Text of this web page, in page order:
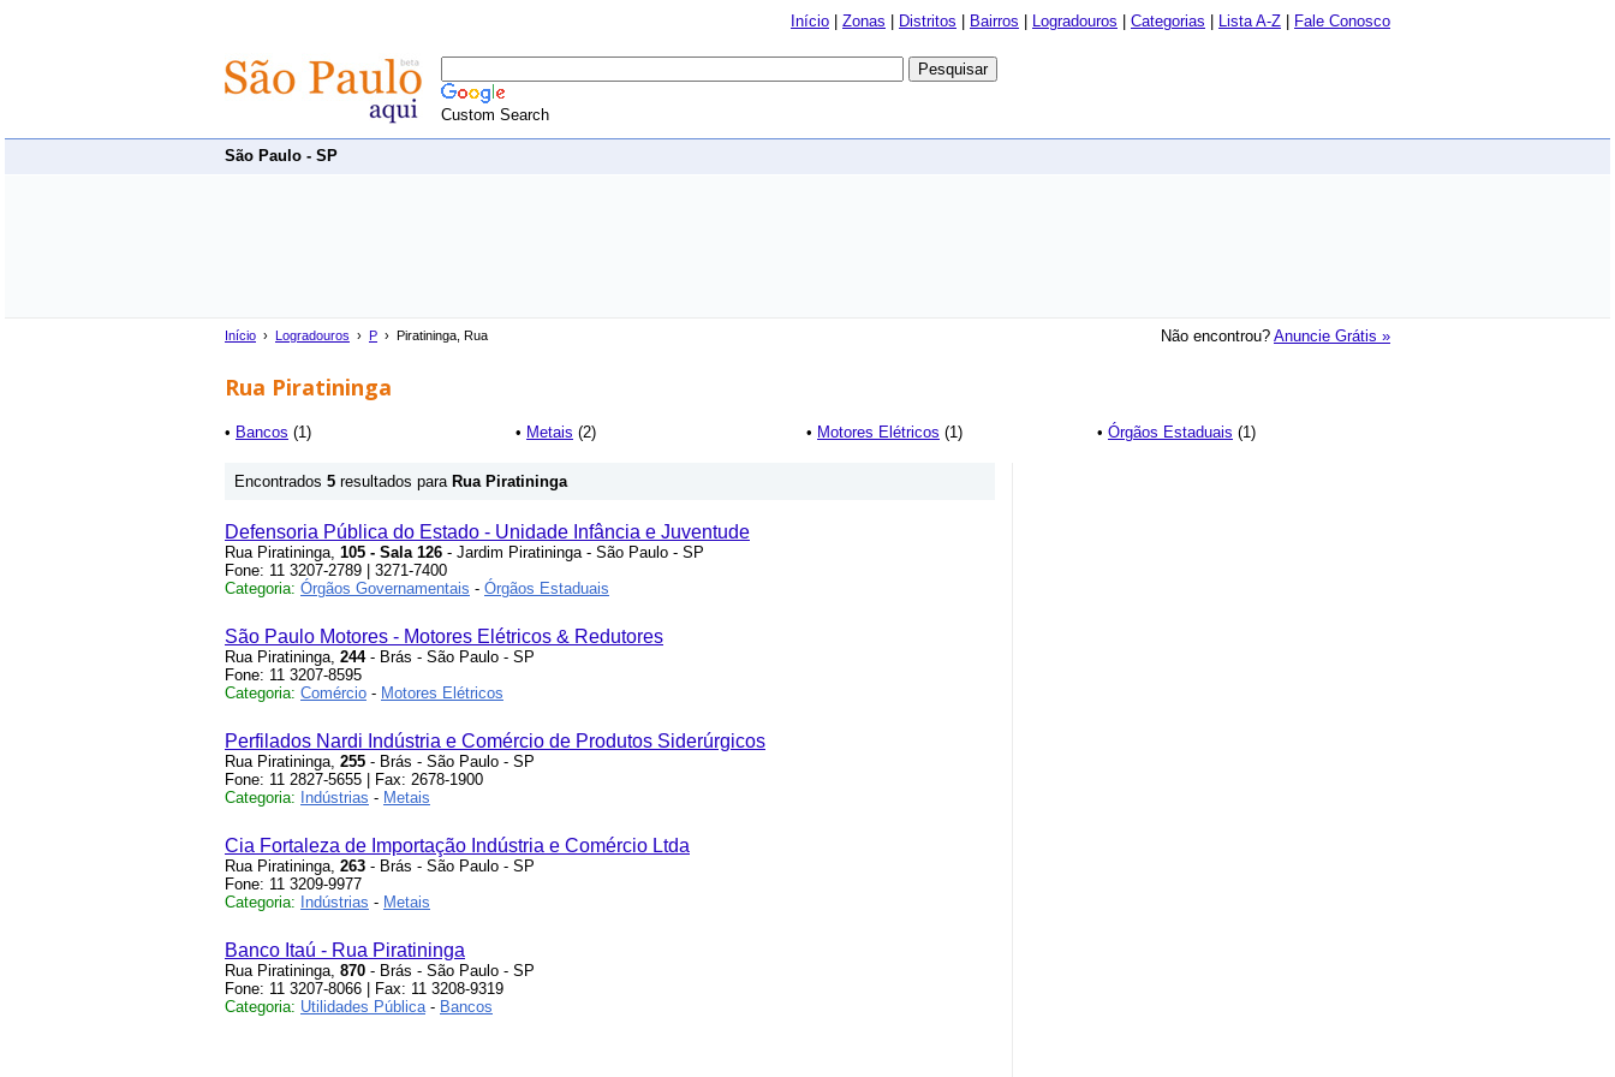
Início Zonas Distritos Bairros Logradouros Categorias Lista A-Z Fale Conosco
Custom Search
São Paulo - SP
Início › Logradouros › P › Piratininga, Rua Não encontrou? Anuncie Grátis »
Rua Piratininga
• Bancos (1) • Metais (2) • Motores Elétricos (1) • Órgãos Estaduais (1)
Encontrados 5 resultados para Rua Piratininga
Defensoria Pública do Estado - Unidade Infância e Juventude
Rua Piratininga, 105 - Sala 126 - Jardim Piratininga - São Paulo - SP
Fone: 11 3207-2789 | 3271-7400
Categoria: Órgãos Governamentais - Órgãos Estaduais
São Paulo Motores - Motores Elétricos & Redutores
Rua Piratininga, 244 - Brás - São Paulo - SP
Fone: 11 3207-8595
Categoria: Comércio - Motores Elétricos
Perfilados Nardi Indústria e Comércio de Produtos Siderúrgicos
Rua Piratininga, 255 - Brás - São Paulo - SP
Fone: 11 2827-5655 | Fax: 2678-1900
Categoria: Indústrias - Metais
Cia Fortaleza de Importação Indústria e Comércio Ltda
Rua Piratininga, 263 - Brás - São Paulo - SP
Fone: 11 3209-9977
Categoria: Indústrias - Metais
Banco Itaú - Rua Piratininga
Rua Piratininga, 870 - Brás - São Paulo - SP
Fone: 11 3207-8066 | Fax: 11 3208-9319
Categoria: Utilidades Pública- Bancos